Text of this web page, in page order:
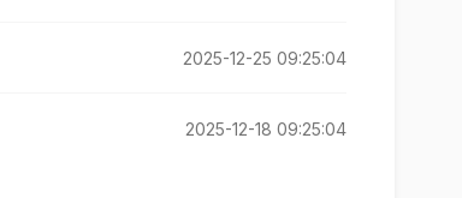
2025-12-25 09:25:04
2025-12-18 09:25:04